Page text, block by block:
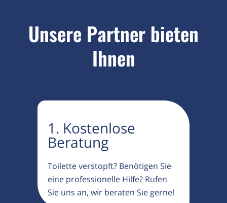
Unsere Partner bieten
Ihnen
1. Kostenlose
Beratung
Toilette verstopft? Benötigen Sie
eine professionelle Hilfe? Rufen
Sie uns an, wir beraten Sie gerne!